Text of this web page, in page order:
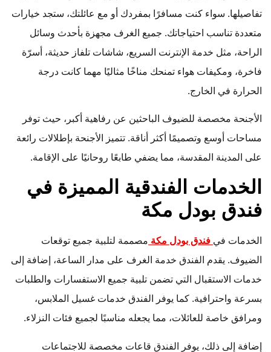
تفاصيلها. سواء كنت مسافرًا بمفردك أو مع عائلتك، ستجد خيارات
متعددة تناسب احتياجاتك. جميع الغرف مجهزة بأحدث وسائل
الراحة، مثل خدمة الإنترنت السريع، شاشات تلفاز حديثة، أسرّة
فاخرة، ومكيفات هواء تمنحك مناخًا مثاليًا مهما كانت درجة
الحرارة في الخارج.
الأجنحة مخصصة للضيوف الباحثين عن رفاهية أكبر، حيث توفر
مساحات أوسع وتصميمًا أكثر أناقة. تتميز الأجنحة بإطلالات رائعة
على المدينة المقدسة، مما يضفي طابعًا روحانيًا على الإقامة.
الخدمات الفندقية المميزة في
فندق بودل مكة
الخدمات في فندق بودل مكة مصممة لتلبية جميع توقعات
الضيوف. يقدم الفندق خدمة الغرف على مدار الساعة، إضافة إلى
خدمات الاستقبال التي تضمن تلبية جميع الاستفسارات والطلبات
بسرعة واحترافية. كما يوفر الفندق خدمات غسيل الملابس،
ومرافق خاصة للعائلات، مما يجعله مناسبًا لجميع فئات النزلاء.
إضافة إلى ذلك، يوفر الفندق قاعات مخصصة للاجتماعات